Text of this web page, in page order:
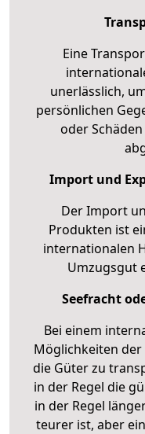
Eine
unerlässlich,
persönlichen
oder
Import und
Der Import
Produkten ist
internationalen
Umzugsgut
Seefracht
Bei einem
Möglichkeiten
die Güter zu
in der Regel die
in der Regel
teurer ist, aber